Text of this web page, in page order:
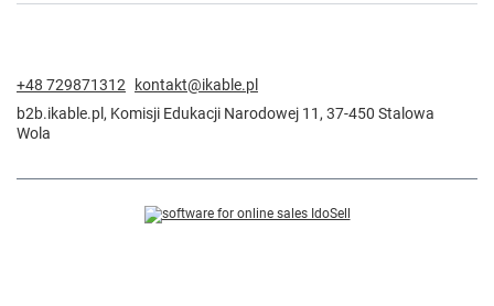
+48 729871312
kontakt@ikable.pl
b2b.ikable.pl , Komisji Edukacji Narodowej 11 , 37-450 Stalowa
Wola